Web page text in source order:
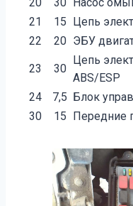
21
15 Цепь
22
20 ЭБУ
23 30
Цепь
АВS/ЕSР
24
7,5 Блок
30
15 Передние